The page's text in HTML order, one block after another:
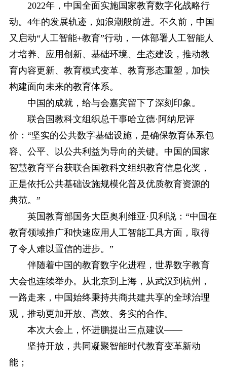
2022年，中国全面实施国家教育数字化战略行
动。4年的发展轨迹，如浪潮般前进。不久前，中国
又启动“人工智能+教育”行动，一体部署人工智能人
才培养、应用创新、基础环境、生态建设，推动教
育内容更新、教育模式变革、教育形态重塑，加快
构建面向未来的教育体系。
中国的成就，给与会嘉宾留下了深刻印象。
联合国教科文组织总干事哈立德·阿纳尼评
价：“坚实的公共数字基础设施，是确保教育体系包
容、公平、以公共利益为导向的关键。中国的国家
智慧教育平台获联合国教科文组织教育信息化奖，
正是依托公共基础设施规模化普及优质教育资源的
典范。”
英国教育部国务大臣奥利维亚·贝利说：“中国在
教育领域推广和快速应用人工智能工具方面，取得
了令人难以置信的进步。”
伴随着中国的教育数字化进程，世界数字教育
大会也连续举办。从北京到上海，从武汉到杭州，
一路走来，中国始终秉持共商共建共享的全球治理
观，推动更加开放、高效、务实的合作。
本次大会上，怀进鹏提出三点建议——
坚持开放，共同凝聚智能时代教育变革新动
能；